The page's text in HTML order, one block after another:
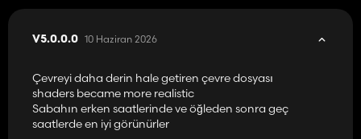
V5.0.0.0 10 Haziran 2026
Çevreyi daha derin hale getiren çevre dosyası
shaders became more realistic
Sabahın erken saatlerinde ve öğleden sonra geç
saatlerde en iyi görünürler